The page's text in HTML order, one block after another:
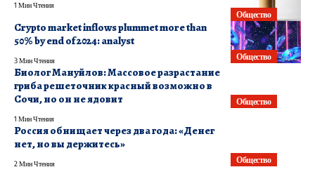
Общество
1 Мин Чтения
Общество
Crypto market inflows plummet more than
50% by end of 2024: analyst
3 Мин Чтения
Общество
Биолог Мануйлов: Массовое разрастание
гриба решеточник красный возможно в
Сочи, но он не ядовит
1 Мин Чтения
Общество
Россия обнищает через два года: «Денег
нет, но вы держитесь»
2 Мин Чтения